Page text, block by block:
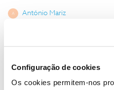
Configuração de cookies
Os cookies permitem-nos
A António Mariz
OK… tenho direito se pagar
Já agora, o facto de estar a